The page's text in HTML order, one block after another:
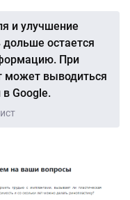
и улучшение
остается
При
может выводиться
Google.